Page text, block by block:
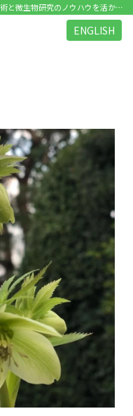
コウム | 水処理部品の開発・販売で培った独自の技術と微生物研究のノウハウを活かした環境関連ビジネス を展開
ENGLISH